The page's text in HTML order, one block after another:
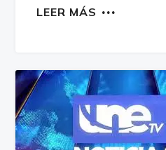
LEER MÁS